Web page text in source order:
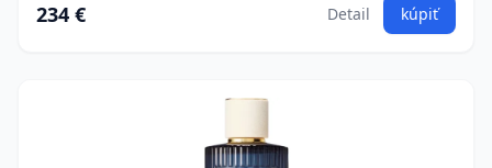
234 € Detail kúpiť